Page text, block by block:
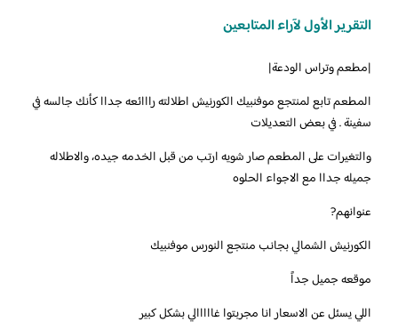
التقرير الأول لآراء المتابعين
‏|مطعم وتراس الودعة|
المطعم تابع لمنتجع موفنبيك الكورنيش اطلالته رااائعه جداا كأنك جالسه في
سفينة . في بعض التعديلات
والتغيرات على المطعم صار شويه ارتب من قبل الخدمه جيده، والاطلاله
جميله جداا مع الاجواء الحلوه
عنوانهم?
الكورنيش الشمالي بجانب منتجع النورس موفنبيك
اللي يسئل عن الاسعار انا مجربتوا غااااالي بشكل كبير